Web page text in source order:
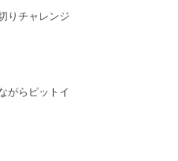
りチャレンジ
がらピットイ